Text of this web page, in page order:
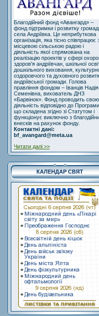
Благодійний фонд «Авангард» –
фонд підтримки і розвитку
села Андріївка. Це неприбуткова
організація, яка тісно співпрацює
місцевою сільською радою і
діяльність якої спрямована на
реалізацію проектів у сфері
здоров'я андріївчан, шкільної
дошкільного виховання,
оздоровчого та духовного
андріївської громади. Голова
правління фондом – Іванців Надія
Семенівна, вихователь ДНЗ
«Барвінок». Фонд проводить свою
діяльність відповідно до Програми,
що складена згідно зі Статутом і
функціонує виключно з
внесків на рахунок фонду.
Контактні дані:
bf_avangard@meta.ua
Читати далі >>
КАЛЕНДАР СВЯТ